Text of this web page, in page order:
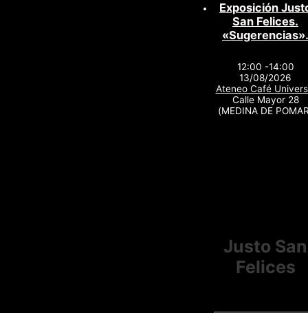
Exposición
San Felices.
«Sugerencias».
12:00 -14:00
13/08/2026
Ateneo Café
Calle Mayor 28
(MEDINA DE
Justo San
Felices